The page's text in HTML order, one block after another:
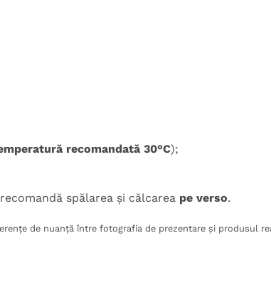
recomandată 30°C);
spălarea și călcarea pe verso.
de nuanță între fotografia de prezentare și produsul